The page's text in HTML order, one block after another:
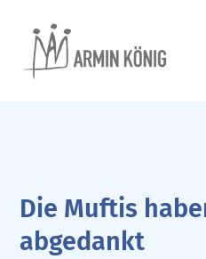
Die Muftis
abgedankt